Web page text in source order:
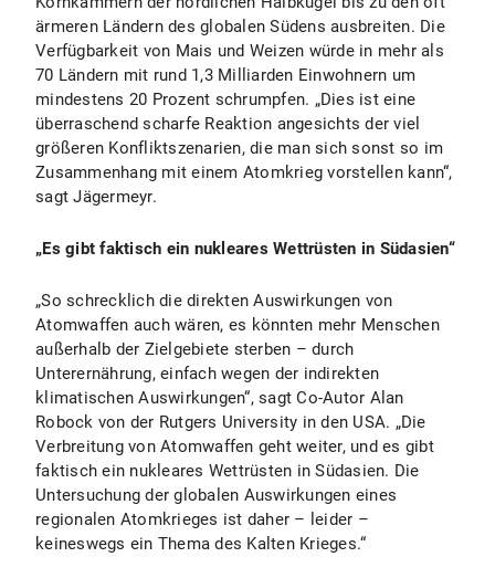
ärmeren Ländern des globalen Südens ausbreiten. Die
Verfügbarkeit von Mais und Weizen würde in mehr als
70 Ländern mit rund 1,3 Milliarden Einwohnern um
mindestens 20 Prozent schrumpfen. „Dies ist eine
überraschend scharfe Reaktion angesichts der viel
größeren Konfliktszenarien, die man sich sonst so im
Zusammenhang mit einem Atomkrieg vorstellen kann“,
sagt Jägermeyr.
„Es gibt faktisch ein nukleares Wettrüsten in Südasien“
„So schrecklich die direkten Auswirkungen von
Atomwaffen auch wären, es könnten mehr Menschen
außerhalb der Zielgebiete sterben – durch
Unterernährung, einfach wegen der indirekten
klimatischen Auswirkungen“, sagt Co-Autor Alan
Robock von der Rutgers University in den USA. „Die
Verbreitung von Atomwaffen geht weiter, und es gibt
faktisch ein nukleares Wettrüsten in Südasien. Die
Untersuchung der globalen Auswirkungen eines
regionalen Atomkrieges ist daher – leider –
keineswegs ein Thema des Kalten Krieges.“